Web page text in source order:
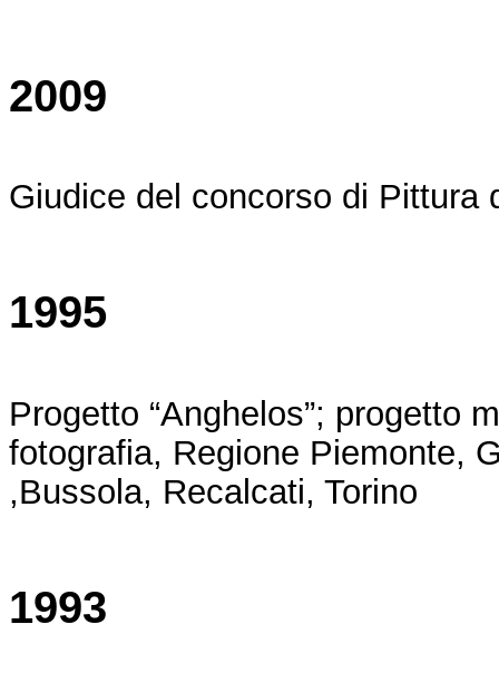
2009
Giudice del concorso di Pittura
1995
Progetto “Anghelos”; progetto
fotografia, Regione Piemonte,
,Bussola, Recalcati, Torino
1993